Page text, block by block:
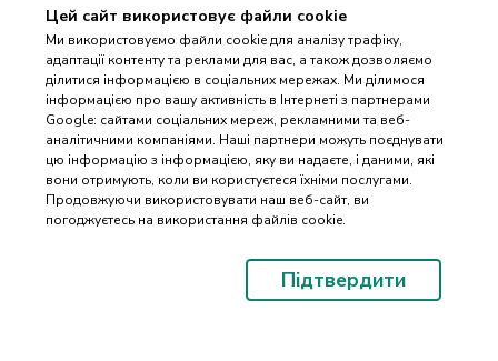
Цей сайт використовує файли cookie
Ми використовуємо файли cookie для аналізу трафіку,
адаптації контенту та реклами для вас, а також дозволяємо
ділитися інформацією в соціальних мережах. Ми ділимося
інформацією про вашу активність в Інтернеті з партнерами
Google: сайтами соціальних мереж, рекламними та веб-
аналітичними компаніями. Наші партнери можуть поєднувати
цю інформацію з інформацією, яку ви надаєте, і даними, які
вони отримують, коли ви користуєтеся їхніми послугами.
Продовжуючи використовувати наш веб-сайт, ви
погоджуєтесь на використання файлів cookie.
Підтвердити
+38(096) 488 77 88
дзвінки приймаються в робочі дні з 9:00 до 18:00
Оплата та доставка
Контакти
ПІДБІР
ЗАПЧАСТИН